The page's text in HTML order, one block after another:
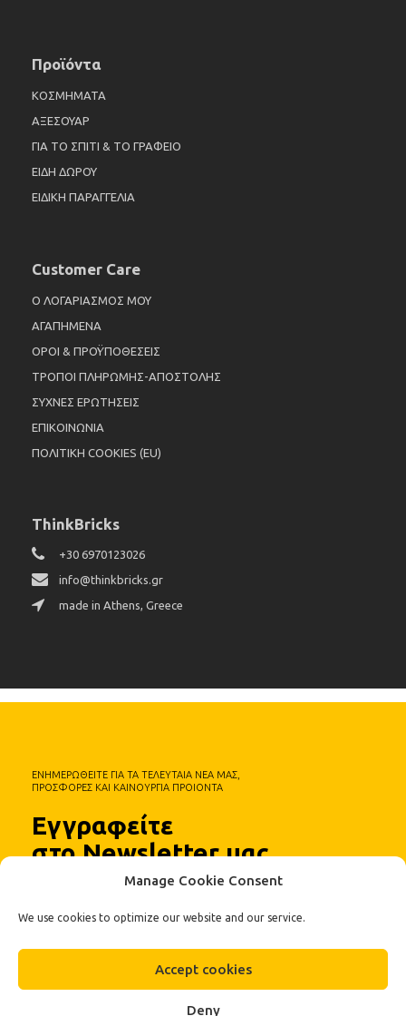
Manage Cookie Consent
We use cookies to optimize our website and our service.
Accept cookies
Deny
Προϊόντα
ΚΟΣΜΗΜΑΤΑ
ΑΞΕΣΟΥΑΡ
ΓΙΑ ΤΟ ΣΠΙΤΙ & ΤΟ ΓΡΑΦΕΙΟ
ΕΙΔΗ ΔΩΡΟΥ
ΕΙΔΙΚΗ ΠΑΡΑΓΓΕΛΙΑ
Customer Care
Ο ΛΟΓΑΡΙΑΣΜΟΣ ΜΟΥ
ΑΓΑΠΗΜΕΝΑ
ΟΡΟΙ & ΠΡΟΫΠΟΘΕΣΕΙΣ
ΤΡΟΠΟΙ ΠΛΗΡΩΜΗΣ-ΑΠΟΣΤΟΛΗΣ
ΣΥΧΝΕΣ ΕΡΩΤΗΣΕΙΣ
ΕΠΙΚΟΙΝΩΝΙΑ
ΠΟΛΙΤΙΚΗ COOKIES (EU)
ThinkBricks
+30 6970123026
info@thinkbricks.gr
made in Athens, Greece
Εγγραφείτε
στο Newsletter μας
ΕΝΗΜΕΡΩΘΕΙΤΕ ΓΙΑ ΤΑ ΤΕΛΕΥΤΑΙΑ ΝΕΑ ΜΑΣ,
ΠΡΟΣΦΟΡΕΣ ΚΑΙ ΚΑΙΝΟΥΡΓΙΑ ΠΡΟΙΟΝΤΑ